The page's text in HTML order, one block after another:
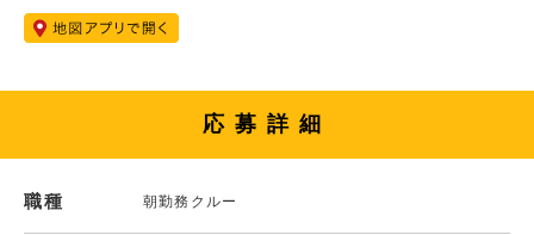
応募詳細
職種 朝勤務クルー